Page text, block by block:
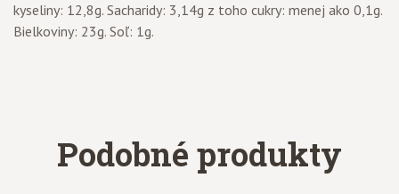
kyseliny: 12,8g. Sacharidy: 3,14g z toho cukry: menej ako 0,1g.
Bielkoviny: 23g. Soľ: 1g.
Podobné produkty